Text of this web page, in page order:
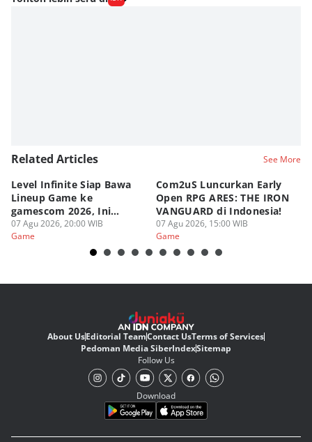
Related Articles See More
Level Infinite Siap Bawa
Lineup Game ke
gamescom 2026, Ini
Judulnya!
07 Agu 2026, 20:00 WIB
Game
Com2uS Luncurkan Early
Open RPG ARES: THE IRON
VANGUARD di Indonesia!
07 Agu 2026, 15:00 WIB
Game
About UsEditorial TeamContact UsTerms of Services
Pedoman Media SiberIndexSitemap
Follow Us
Download